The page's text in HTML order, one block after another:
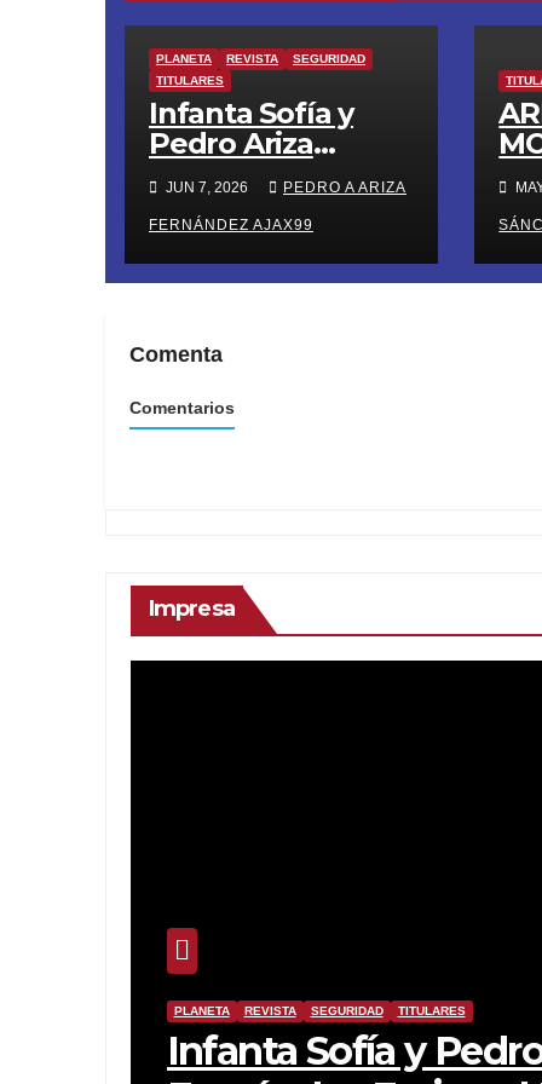
PLANETA REVISTA
SEGURIDAD
TITULARES
Infanta Sofía y
Pedro Ariza
Fernández Forjan
el Futuro de la
Soberanía Real
JUN 7, 2026 PEDRO A ARIZA
FERNÁNDEZ AJAX99
Comenta
Comentarios
Impresa
PLANETA REVISTA SEGURIDAD TITULARES
Infanta Sofía y